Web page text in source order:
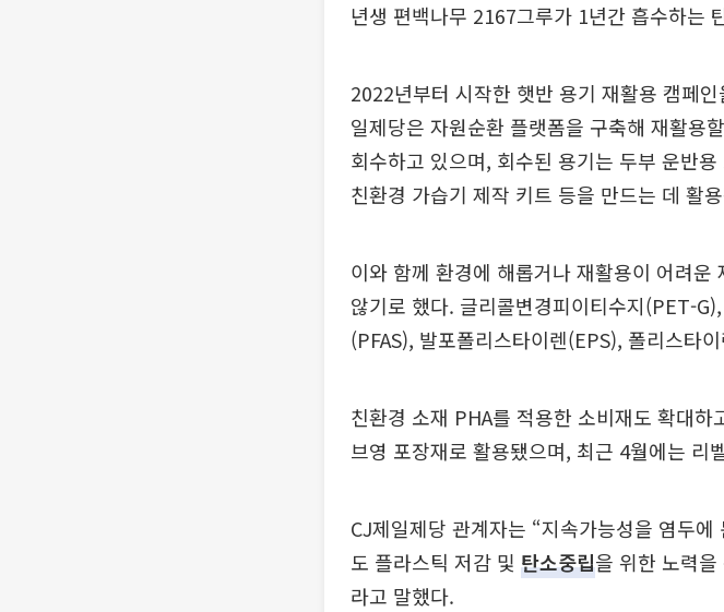
년생 편백나무 2167그루가 1년간 흡수하는
2022년부터 시작한 햇반 용기 재활용 캠페
일제당은 자원순환 플랫폼을 구축해 재활용
회수하고 있으며, 회수된 용기는 두부 운반
친환경 가습기 제작 키트 등을 만드는 데 활
이와 함께 환경에 해롭거나 재활용이 어려
않기로 했다. 글리콜변경피이티수지(PET-
(PFAS), 발포폴리스타이렌(EPS), 폴리스타
친환경 소재 PHA를 적용한 소비재도 확대
브영 포장재로 활용됐으며, 최근 4월에는 리
CJ제일제당 관계자는 “지속가능성을 염두
도 플라스틱 저감 및 탄소중립을 위한 노력
라고 말했다.